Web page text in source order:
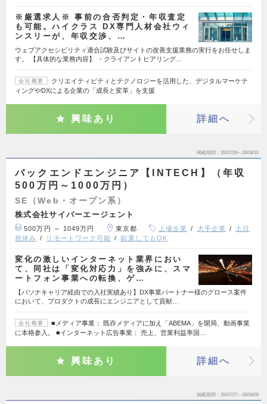
※厳選求人※ 事前の合否判定・年収査定
も可能。ハイクラス DX専門人材会社ウィ
ンスリーが、年収交渉、…
ウェブアクセシビリティ適合試験及びサイトの改善支援業務の実行をお任せしま
す。 【具体的な業務内容】 ・クライアントヒアリング…
会社概要
クリエイティビティとテクノロジーを活用した、デジタルマーケテ
ィングやDXによる企業の「成長と変革」を支援
興味あり 詳細へ
掲載期間 26/07/28～26/08/10
バックエンドエンジニア【INTECH】（年収
500万円～1000万円）
SE（Web・オープン系）
株式会社サイバーエージェント
500万円 ～ 1049万円 東京都 上場企業 大手企業
土日
祝休み
リモートワーク可能 副業してもOK
変化の激しいインターネット業界におい
て、同社は「変化対応力」を強みに、スマ
ートフォン事業への転換、ゲ…
【パソナキャリア経由での入社実績あり】DX事業パートナー様のグロース案件
において、プロダクトの成長にエンジニアとして貢献…
会社概要
■メディア事業： 既存メディアに加え「ABEMA」を開局、動画事業
に本格参入。 ■インターネット広告事業： 売上、営業利益率国…
興味あり 詳細へ
掲載期間 26/07/27～26/08/09